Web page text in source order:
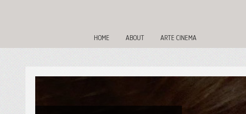
HOME ABOUT ARTE CINEMA